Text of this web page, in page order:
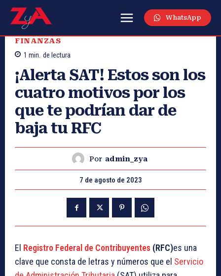
WhatsApp
FINANZAS
1 min. de lectura
¡Alerta SAT! Estos son los
cuatro motivos por los
que te podrían dar de
baja tu RFC
Por admin_zya
7 de agosto de 2023
El Registro Federal de Contribuyentes (RFC)es una
clave que consta de letras y números que el Servicio